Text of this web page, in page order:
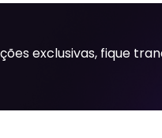
exclusivas, fique